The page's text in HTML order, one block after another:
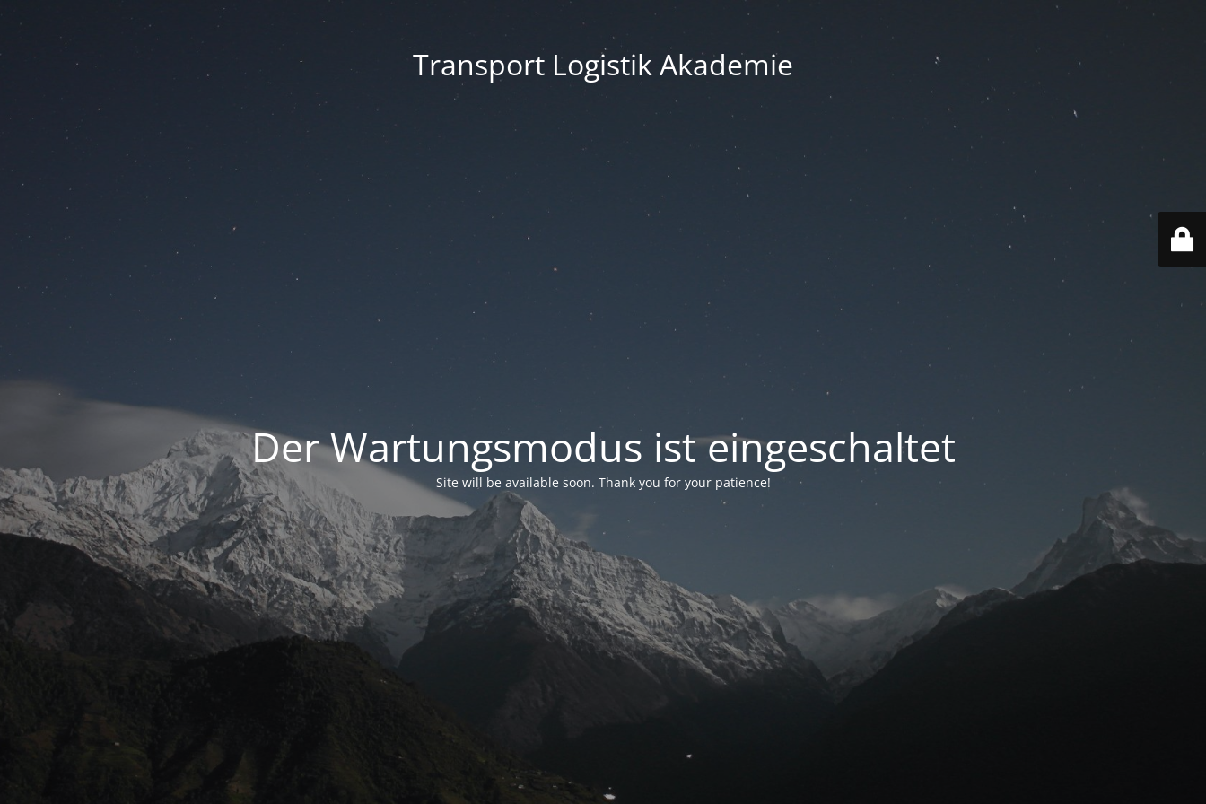
Transport Logistik Akademie
Der Wartungsmodus ist eingeschaltet
Site will be available soon. Thank you for your patience!